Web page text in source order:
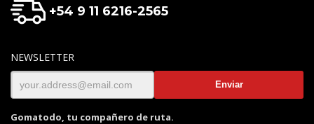
+54 9 11 6216-2565
NEWSLETTER
Gomatodo, tu compañero de ruta.